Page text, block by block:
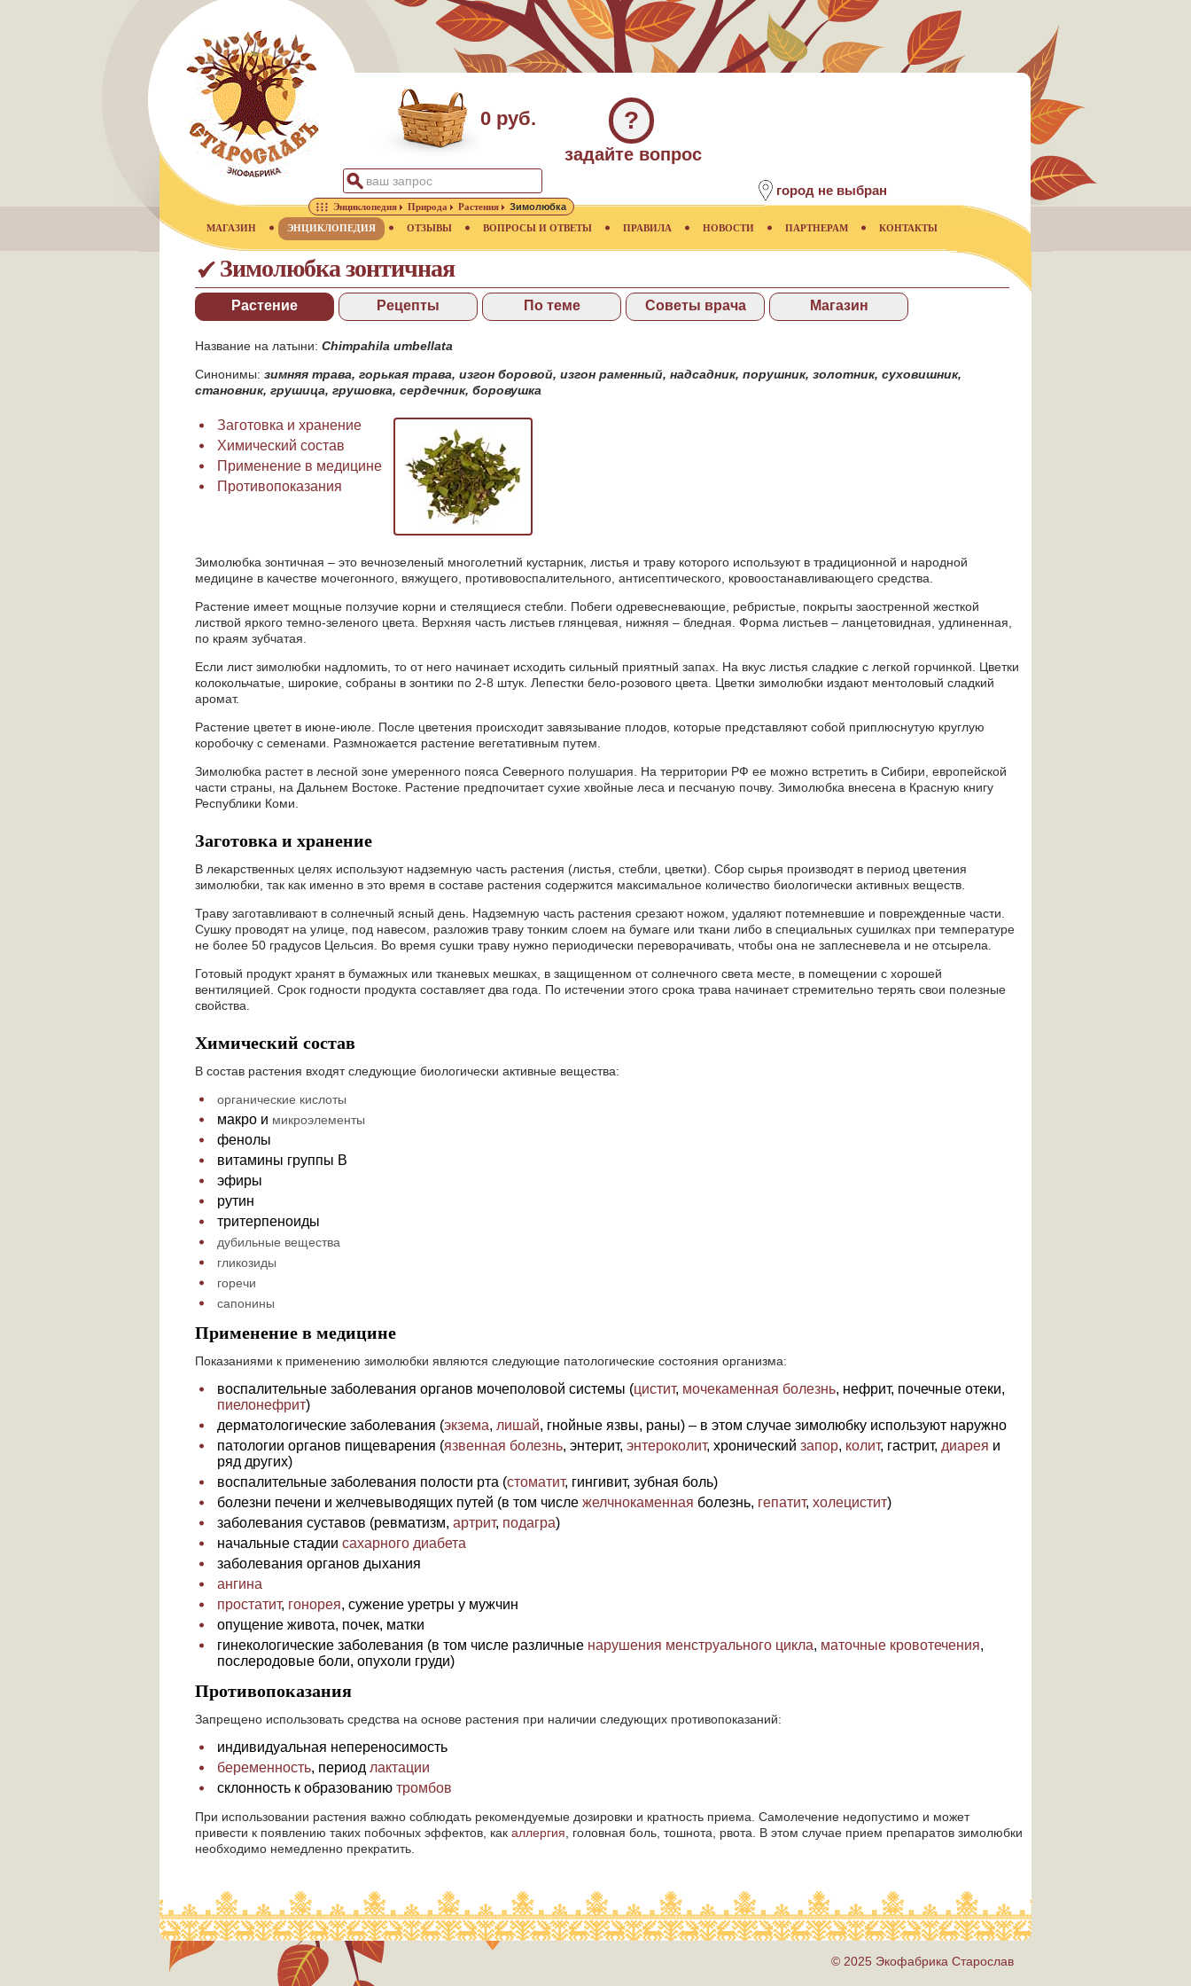
0 руб. ?
задайте вопрос
город не выбран
МАГАЗИН ЭНЦИКЛОПЕДИЯ ОТЗЫВЫ ВОПРОСЫ И ОТВЕТЫ ПРАВИЛА НОВОСТИ ПАРТНЕРАМ КОНТАКТЫ
Энциклопедия Природа Растения Зимолюбка
Зимолюбка зонтичная
Растение Рецепты По теме Советы врача Магазин
Название на латыни: Chimpahila umbellata
Синонимы: зимняя трава, горькая трава, изгон боровой, изгон раменный, надсадник, порушник, золотник, суховишник,
становник, грушица, грушовка, сердечник, боровушка
Заготовка и хранение
Химический состав
Применение в медицине
Противопоказания
Зимолюбка зонтичная – это вечнозеленый многолетний кустарник, листья и траву которого используют в традиционной и народной
медицине в качестве мочегонного, вяжущего, противовоспалительного, антисептического, кровоостанавливающего средства.
Растение имеет мощные ползучие корни и стелящиеся стебли. Побеги одревесневающие, ребристые, покрыты заостренной жесткой
листвой яркого темно-зеленого цвета. Верхняя часть листьев глянцевая, нижняя – бледная. Форма листьев – ланцетовидная, удлиненная,
по краям зубчатая.
Если лист зимолюбки надломить, то от него начинает исходить сильный приятный запах. На вкус листья сладкие с легкой горчинкой. Цветки
колокольчатые, широкие, собраны в зонтики по 2-8 штук. Лепестки бело-розового цвета. Цветки зимолюбки издают ментоловый сладкий
аромат.
Растение цветет в июне-июле. После цветения происходит завязывание плодов, которые представляют собой приплюснутую круглую
коробочку с семенами. Размножается растение вегетативным путем.
Зимолюбка растет в лесной зоне умеренного пояса Северного полушария. На территории РФ ее можно встретить в Сибири, европейской
части страны, на Дальнем Востоке. Растение предпочитает сухие хвойные леса и песчаную почву. Зимолюбка внесена в Красную книгу
Республики Коми.
Заготовка и хранение
В лекарственных целях используют надземную часть растения (листья, стебли, цветки). Сбор сырья производят в период цветения
зимолюбки, так как именно в это время в составе растения содержится максимальное количество биологически активных веществ.
Траву заготавливают в солнечный ясный день. Надземную часть растения срезают ножом, удаляют потемневшие и поврежденные части.
Сушку проводят на улице, под навесом, разложив траву тонким слоем на бумаге или ткани либо в специальных сушилках при температуре
не более 50 градусов Цельсия. Во время сушки траву нужно периодически переворачивать, чтобы она не заплесневела и не отсырела.
Готовый продукт хранят в бумажных или тканевых мешках, в защищенном от солнечного света месте, в помещении с хорошей
вентиляцией. Срок годности продукта составляет два года. По истечении этого срока трава начинает стремительно терять свои полезные
свойства.
Химический состав
В состав растения входят следующие биологически активные вещества:
органические кислоты
макро и микроэлементы
фенолы
витамины группы В
эфиры
рутин
тритерпеноиды
дубильные вещества
гликозиды
горечи
сапонины
Применение в медицине
Показаниями к применению зимолюбки являются следующие патологические состояния организма:
воспалительные заболевания органов мочеполовой системы (цистит, мочекаменная болезнь, нефрит, почечные отеки,
пиелонефрит)
дерматологические заболевания (экзема, лишай, гнойные язвы, раны) – в этом случае зимолюбку используют наружно
патологии органов пищеварения (язвенная болезнь, энтерит, энтероколит, хронический запор, колит, гастрит, диарея и
ряд других)
воспалительные заболевания полости рта (стоматит, гингивит, зубная боль)
болезни печени и желчевыводящих путей (в том числе желчнокаменная болезнь, гепатит, холецистит)
заболевания суставов (ревматизм, артрит, подагра)
начальные стадии сахарного диабета
заболевания органов дыхания
ангина
простатит, гонорея, сужение уретры у мужчин
опущение живота, почек, матки
гинекологические заболевания (в том числе различные нарушения менструального цикла, маточные кровотечения,
послеродовые боли, опухоли груди)
Противопоказания
Запрещено использовать средства на основе растения при наличии следующих противопоказаний:
индивидуальная непереносимость
беременность, период лактации
склонность к образованию тромбов
При использовании растения важно соблюдать рекомендуемые дозировки и кратность приема. Самолечение недопустимо и может
привести к появлению таких побочных эффектов, как аллергия , головная боль, тошнота, рвота. В этом случае прием препаратов зимолюбки
необходимо немедленно прекратить.
© 2025 Экофабрика Старослав